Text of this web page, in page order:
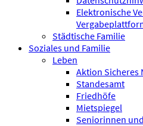
Elektronische
Städtische Familie
Soziales und Familie
Leben
Aktion Sicheres
Standesamt
Friedhöfe
Mietspiegel
Seniorinnen